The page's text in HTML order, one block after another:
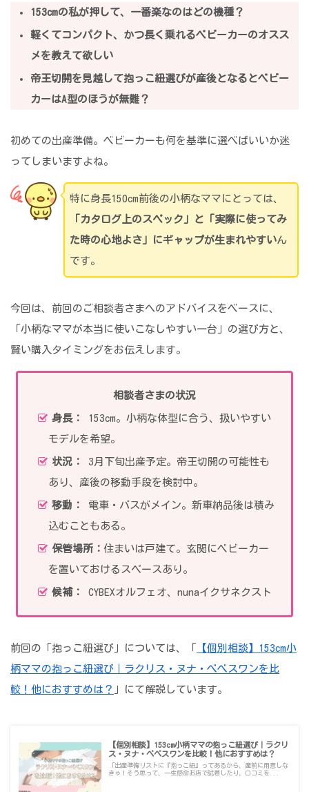
153cmの私が押して、一番楽なのはどの機種？
軽くてコンパクト、かつ長く乗れるベビーカーのオスス
メを教えて欲しい
帝王切開を見越して抱っこ紐選びが産後となるとベビー
カーはA型のほうが無難？
初めての出産準備。ベビーカーも何を基準に選べばいいか迷
ってしまいますよね。
特に身長150cm前後の小柄なママにとっては、
「カタログ上のスペック」と「実際に使ってみ
た時の心地よさ」にギャップが生まれやすいん
です。
今回は、前回のご相談者さまへのアドバイスをベースに、
「小柄なママが本当に使いこなしやすい一台」の選び方と、
賢い購入タイミングをお伝えします。
相談者さまの状況
身長：
153cm。小柄な体型に合う、扱いやすい
モデルを希望。
状況：
3月下旬出産予定。帝王切開の可能性も
あり、産後の移動手段を検討中。
移動：
電車・バスがメイン。新車納品後は積み
込むこともある。
保管場所： 住まいは戸建て。玄関にベビーカー
を置いておけるスペースあり。
候補： CYBEXオルフェオ、nunaイクサネクスト
前回の「抱っこ紐選び」については、「
【個別相談】153cm小
柄ママの抱っこ紐選び｜ラクリス・ヌナ・べべスワンを比
較！他におすすめは？ 」にて解説しています。
【個別相談】153cm小柄ママの抱っこ紐選び｜ラクリ
ス・ヌナ・べべスワンを比較！他におすすめは？
「出産準備リストに『抱っこ紐』ってあるから、産前に用意しな
きゃ！そう思って、一生懸命お店で試着したり、口コミを...